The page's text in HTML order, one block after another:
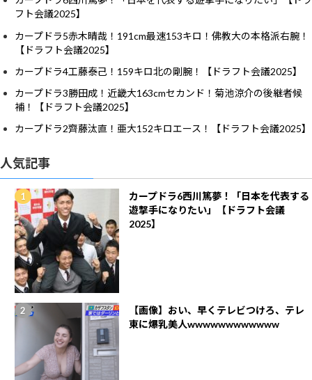
フト会議2025】
カープドラ5赤木晴哉！191cm最速153キロ！佛教大の本格派右腕！
【ドラフト会議2025】
カープドラ4工藤泰己！159キロ北の剛腕！【ドラフト会議2025】
カープドラ3勝田成！近畿大163cmセカンド！菊池涼介の後継者候
補！【ドラフト会議2025】
カープドラ2齊藤汰直！亜大152キロエース！【ドラフト会議2025】
人気記事
カープドラ6西川篤夢！「日本を代表する
遊撃手になりたい」【ドラフト会議
2025】
【画像】おい、早くテレビつけろ、テレ
東に爆乳美人wwwwwwwwwwww